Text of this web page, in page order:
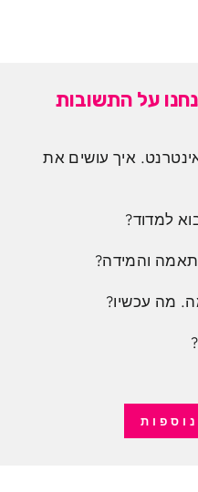
על התשובות
איך עושים את
למדוד?
והמידה?
מה עכשיו?